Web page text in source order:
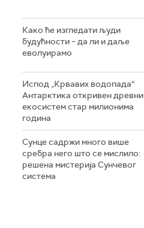
Како ће изгледати људи
будућности – да ли и даље
еволуирамо
Испод „Крвавих водопада“
Антарктика откривен древни
екосистем стар милионима
година
Сунце садржи много више
сребра него што се мислило:
решена мистерија Сунчевог
система